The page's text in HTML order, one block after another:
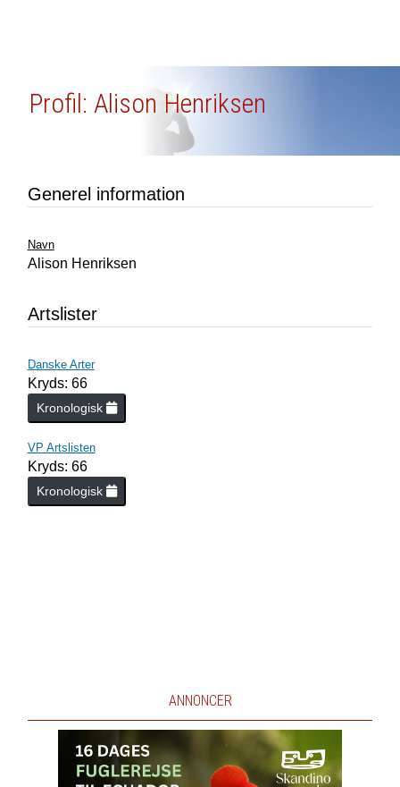
Profil: Alison Henriksen
Generel information
Navn
Alison Henriksen
Artslister
Danske Arter
Kryds: 66
Kronologisk
VP Artslisten
Kryds: 66
Kronologisk
ANNONCER